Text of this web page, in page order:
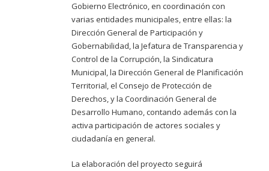
Gobierno Electrónico, en coordinación con
varias entidades municipales, entre ellas: la
Dirección General de Participación y
Gobernabilidad, la Jefatura de Transparencia y
Control de la Corrupción, la Sindicatura
Municipal, la Dirección General de Planificación
Territorial, el Consejo de Protección de
Derechos, y la Coordinación General de
Desarrollo Humano, contando además con la
activa participación de actores sociales y
ciudadanía en general.
La elaboración del proyecto seguirá